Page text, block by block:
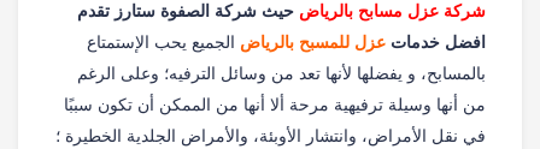
شركة عزل مسابح بالرياض حيث شركة الصفوة ستارز تقدم
افضل خدمات عزل للمسبح بالرياض الجميع يحب الإستمتاع
بالمسابح، و يفضلها لأنها تعد من وسائل الترفيه؛ وعلى الرغم
من أنها وسيلة ترفيهية مرحة ألا أنها من الممكن أن تكون سببًا
في نقل الأمراض، وانتشار الأوبئة، والأمراض الجلدية الخطيرة ؛